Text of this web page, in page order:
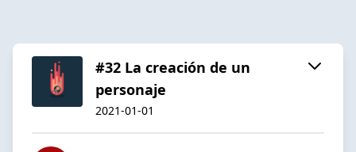
#32 La creación de un
personaje
2021-01-01